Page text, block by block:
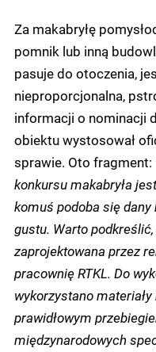
Za makabryłę
pomnik lub inną
pasuje do otoczenia,
nieproporcjonalna,
informacji o nominacji
obiektu wystosował
sprawie. Oto fragment:
konkursu makabryła
komuś podoba się
gustu. Warto
zaprojektowana przez
pracownię RTKL. Do
wykorzystano
prawidłowym
międzynarodowych